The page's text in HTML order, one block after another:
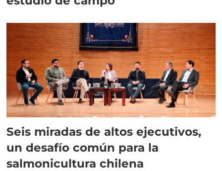
Seis miradas de altos ejecutivos,
un desafío común para la
salmonicultura chilena